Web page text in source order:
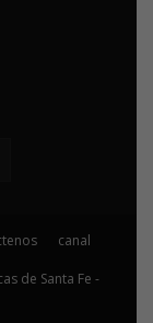
canal
de Santa Fe -